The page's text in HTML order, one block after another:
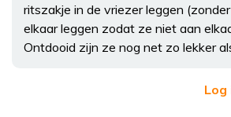
ritszakje in de vriezer leggen
elkaar leggen zodat ze niet aan
Ontdooid zijn ze nog net zo lekker